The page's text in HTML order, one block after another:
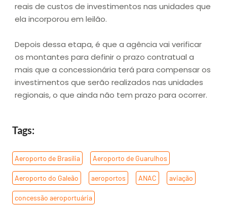
reais de custos de investimentos nas unidades que
ela incorporou em leilão.
Depois dessa etapa, é que a agência vai verificar
os montantes para definir o prazo contratual a
mais que a concessionária terá para compensar os
investimentos que serão realizados nas unidades
regionais, o que ainda não tem prazo para ocorrer.
Tags:
Aeroporto de Brasília Aeroporto de Guarulhos
Aeroporto do Galeão aeroportos ANAC aviação
concessão aeroportuária